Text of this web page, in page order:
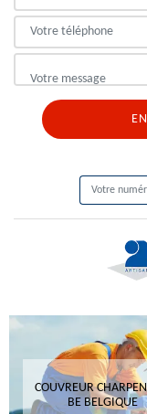
COUVREUR
BE BELGIQUE